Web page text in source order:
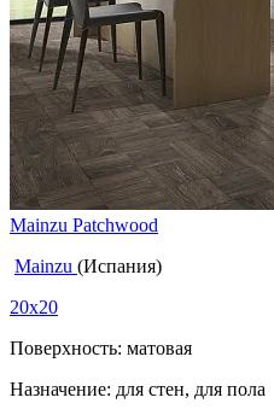
Mainzu Patchwood
Mainzu (Испания)
20x20
Поверхность: матовая
Назначение: для стен, для пола